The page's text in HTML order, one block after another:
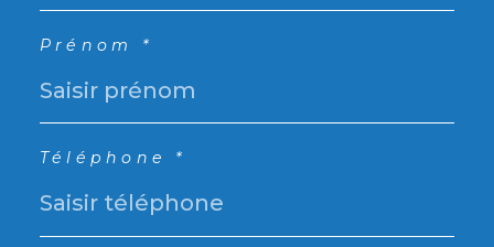
Prénom *
Téléphone *